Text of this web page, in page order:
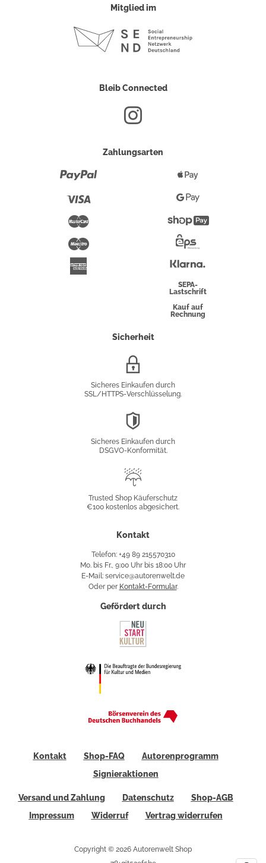
Mitglied im
Bleib Connected
Zahlungsarten
Maestro
Pay
Google
Pay
Überweisung
SEPA-
Lastschrift
Kauf auf
Rechnung
Sicherheit
Sicheres Einkaufen durch
SSL/HTTPS-Verschlüsselung.
Sicheres Einkaufen durch
DSGVO-Konformität.
Käuferschutz
Trusted Shop Käuferschutz
€100 kostenlos abgesichert.
Kontakt
Telefon: +49 89 215570310
Mo. bis Fr., 9:00 Uhr bis 18:00 Uhr
E-Mail: service@autorenwelt.de
Oder per Kontakt-Formular.
Gefördert durch
Kontakt Shop-FAQ
Autorenprogramm
Signieraktionen
Versand und Zahlung Datenschutz
Shop-AGB
Impressum
Widerruf Vertrag widerrufen
Copyright © 2026 Autorenwelt Shop